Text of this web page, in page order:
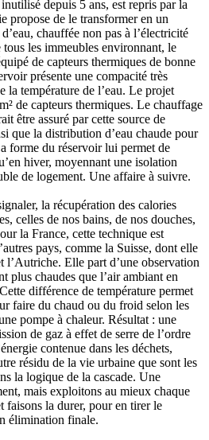
depuis 5 ans, est repris par la
propose de le transformer en un
chauffée non pas à l’électricité
les immeubles environnant, le
de capteurs thermiques de bonne
présente une compacité très
la température de l’eau. Le projet
de capteurs thermiques. Le chauffage
être assuré par cette source de
que la distribution d’eau chaude pour
forme du réservoir lui permet de
hiver, moyennant une isolation
de logement. Une affaire à suivre.
la récupération des calories
celles de nos bains, de nos douches,
la France, cette technique est
pays, comme la Suisse, dont elle
l’Autriche. Elle part d’une observation
plus chaudes que l’air ambiant en
différence de température permet
faire du chaud ou du froid selon les
pompe à chaleur. Résultat : une
de gaz à effet de serre de l’ordre
contenue dans les déchets,
résidu de la vie urbaine que sont les
la logique de la cascade. Une
mais exploitons au mieux chaque
faisons la durer, pour en tirer le
élimination finale.